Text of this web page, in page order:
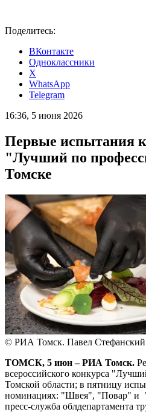
Поделитесь:
ВКонтакте
Одноклассники
X
WhatsApp
Telegram
16:36, 5 июня 2026
Первые испытания
"Лучший по
Томске
© РИА Томск. Павел Стефанский
ТОМСК, 5 июн – РИА Томск.
всероссийского конкурса
Томской области; в пятницу
номинациях: "Швея", "Повар" и
пресс-служба облдепартамента